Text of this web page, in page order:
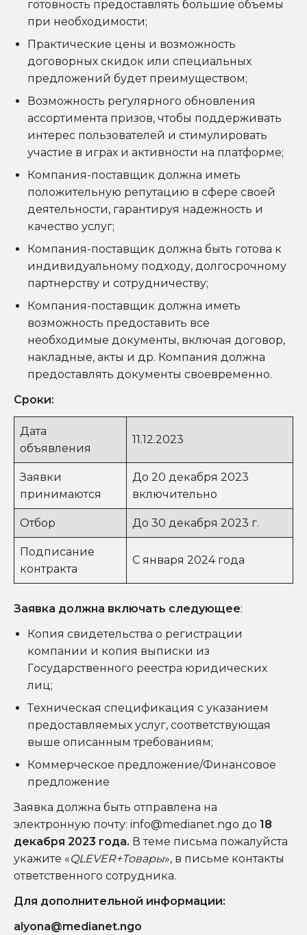
готовность предоставлять большие объемы
при необходимости;
Практические цены и возможность
договорных скидок или специальных
предложений будет преимуществом;
Возможность регулярного обновления
ассортимента призов, чтобы поддерживать
интерес пользователей и стимулировать
участие в играх и активности на платформе;
Компания-поставщик должна иметь
положительную репутацию в сфере своей
деятельности, гарантируя надежность и
качество услуг;
Компания-поставщик должна быть готова к
индивидуальному подходу, долгосрочному
партнерству и сотрудничеству;
Компания-поставщик должна иметь
возможность предоставить все
необходимые документы, включая договор,
накладные, акты и др. Компания должна
предоставлять документы своевременно.
Сроки:
Дата
объявления
11.12.2023
Заявки
принимаются
До 20 декабря 2023
включительно
Отбор До 30 декабря 2023 г.
Подписание
контракта
С января 2024 года
Заявка должна включать следующее:
Копия свидетельства о регистрации
компании и копия выписки из
Государственного реестра юридических
лиц;
Техническая спецификация с указанием
предоставляемых услуг, соответствующая
выше описанным требованиям;
Коммерческое предложение/Финансовое
предложение
Заявка должна быть отправлена на
электронную почту: info@medianet.ngo до 18
декабря 2023 года. В теме письма пожалуйста
укажите «QLEVER+Товары», в письме контакты
ответственного сотрудника.
Для дополнительной информации:
alyona@medianet.ngo